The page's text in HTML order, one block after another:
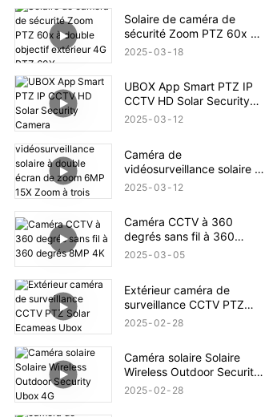
Solaire de caméra de
sécurité Zoom PTZ 60x à
double objectif extérieur
2025 03 18
UBOX App Smart PTZ IP
CCTV HD Solar Security
Camera
2025 03 12
Caméra de
vidéosurveillance solaire à
double écran de zoom
2025 03 12
Caméra CCTV à 360
degrés sans fil à 360
degrés 8MP 4K
2025 03 05
Extérieur caméra de
surveillance CCTV PTZ
Solar Ecameas Ubox
2025 02 28
Caméra solaire Solaire
Wireless Outdoor Security
Ubox 4G
2025 02 28